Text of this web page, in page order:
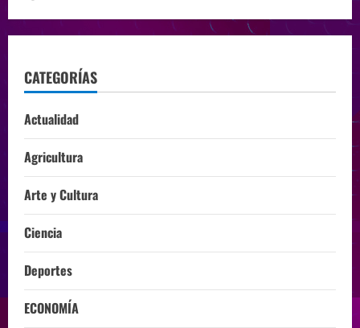
CATEGORÍAS
Actualidad
Agricultura
Arte y Cultura
Ciencia
Deportes
ECONOMÍA